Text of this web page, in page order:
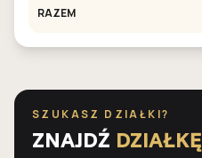
RAZEM
SZUKASZ DZIAŁKI?
ZNAJDŹ DZIAŁKĘ